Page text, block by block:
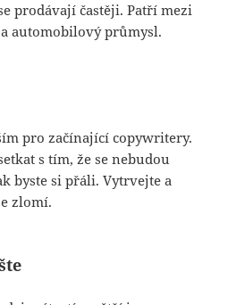
prodávají častěji. Patří mezi
automobilový průmysl.
pro začínající copywritery.
s tím, že se nebudou
byste si přáli. Vytrvejte a
zlomí.